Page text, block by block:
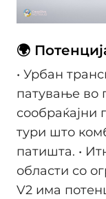
🌍
• Урбан
патување во
сообраќајни
тури што
патишта. •
области со
V2 има